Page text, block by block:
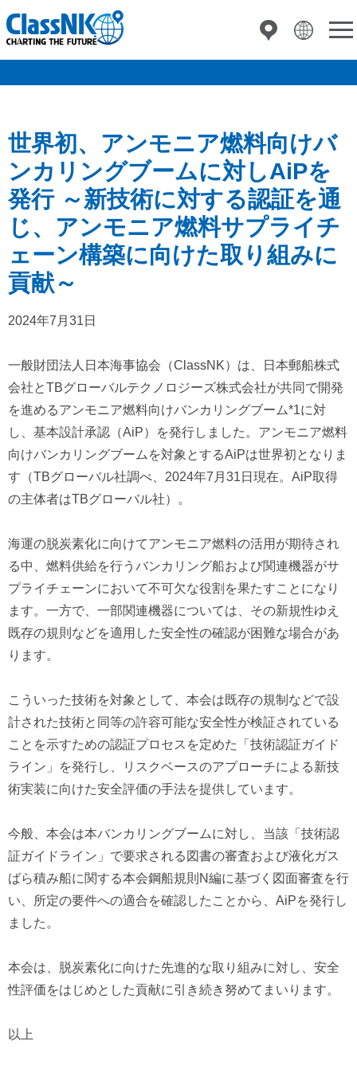
世界初、アンモニア燃料向けバ
ンカリングブームに対しAiPを
発行 ～新技術に対する認証を通
じ、アンモニア燃料サプライチ
ェーン構築に向けた取り組みに
貢献～
2024年7月31日
一般財団法人日本海事協会（ClassNK）は、日本郵船株式
会社とTBグローバルテクノロジーズ株式会社が共同で開発
を進めるアンモニア燃料向けバンカリングブーム*1に対
し、基本設計承認（AiP）を発行しました。アンモニア燃料
向けバンカリングブームを対象とするAiPは世界初となりま
す（TBグローバル社調べ、2024年7月31日現在。AiP取得
の主体者はTBグローバル社）。
海運の脱炭素化に向けてアンモニア燃料の活用が期待され
る中、燃料供給を行うバンカリング船および関連機器がサ
プライチェーンにおいて不可欠な役割を果たすことになり
ます。一方で、一部関連機器については、その新規性ゆえ
既存の規則などを適用した安全性の確認が困難な場合があ
ります。
こういった技術を対象として、本会は既存の規制などで設
計された技術と同等の許容可能な安全性が検証されている
ことを示すための認証プロセスを定めた「技術認証ガイド
ライン」を発行し、リスクベースのアプローチによる新技
術実装に向けた安全評価の手法を提供しています。
今般、本会は本バンカリングブームに対し、当該「技術認
証ガイドライン」で要求される図書の審査および液化ガス
ばら積み船に関する本会鋼船規則N編に基づく図面審査を行
い、所定の要件への適合を確認したことから、AiPを発行し
ました。
本会は、脱炭素化に向けた先進的な取り組みに対し、安全
性評価をはじめとした貢献に引き続き努めてまいります。
以上